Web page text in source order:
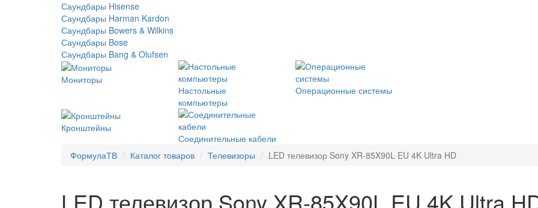
Саундбары Hisense
Саундбары Harman Kardon
Саундбары Bowers & Wilkins
Саундбары Bose
Саундбары Bang & Olufsen
Мониторы
Настольные
компьютеры
Операционные системы
Кронштейны
Соединительные кабели
ФормулаТВ
Каталог товаров Телевизоры LED телевизор Sony XR-85X90L EU 4K Ultra HD
LED телевизор Sony XR-85X90L EU 4K Ultra